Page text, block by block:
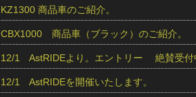
KZ1300 商品車のご紹介。
CBX1000 商品車（ブラック）のご紹介。
12/1 AstRIDEより。エントリー 絶賛受付
12/1 AstRIDEを開催いたします。